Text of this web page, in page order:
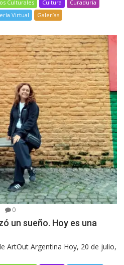
Culturales Cultura
Curaduría
Virtual Galerías
0
un sueño. Hoy es una
ArtOut Argentina Hoy, 20 de julio,